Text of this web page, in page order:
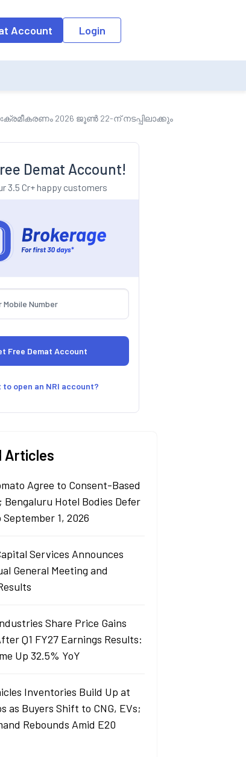
field, the suggestion list will be updated as per the
Account Login
2026 ജൂൺ 22-ന് നടപ്പിലാക്കും
Demat Account!
3.5 Cr+ happy customers
to open an NRI account?
Articles
Agree to Consent-Based
Bengaluru Hotel Bodies Defer
1, 2026
Services Announces
General Meeting and
Share Price Gains
Q1 FY27 Earnings Results:
Up 32.5% YoY
Inventories Build Up at
as Buyers Shift to CNG, EVs;
Rebounds Amid E20